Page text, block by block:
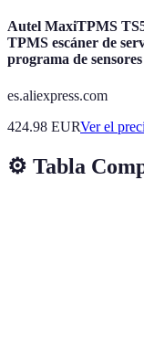
Autel MaxiTPMS
TPMS escáner de
programa de
es.aliexpress.com
424.98 EURVer el
⚙️ Tabla